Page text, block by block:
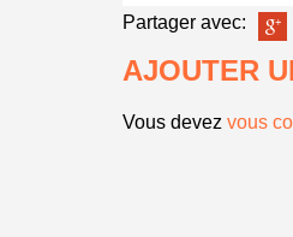
Partager avec:
AJOUTER
Vous devez vous